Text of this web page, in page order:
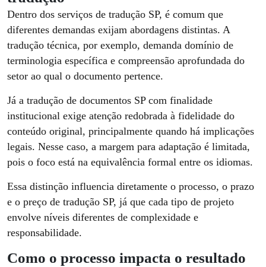
Dentro dos serviços de tradução SP, é comum que
diferentes demandas exijam abordagens distintas. A
tradução técnica, por exemplo, demanda domínio de
terminologia específica e compreensão aprofundada do
setor ao qual o documento pertence.
Já a tradução de documentos SP com finalidade
institucional exige atenção redobrada à fidelidade do
conteúdo original, principalmente quando há implicações
legais. Nesse caso, a margem para adaptação é limitada,
pois o foco está na equivalência formal entre os idiomas.
Essa distinção influencia diretamente o processo, o prazo
e o preço de tradução SP, já que cada tipo de projeto
envolve níveis diferentes de complexidade e
responsabilidade.
Como o processo impacta o resultado